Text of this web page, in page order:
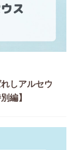
しアルセウ
編】